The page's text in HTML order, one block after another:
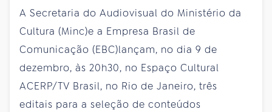
A Secretaria do Audiovisual do Ministério da
Cultura (Minc)e a Empresa Brasil de
Comunicação (EBC)lançam, no dia 9 de
dezembro, às 20h30, no Espaço Cultural
ACERP/TV Brasil, no Rio de Janeiro, três
editais para a seleção de conteúdos